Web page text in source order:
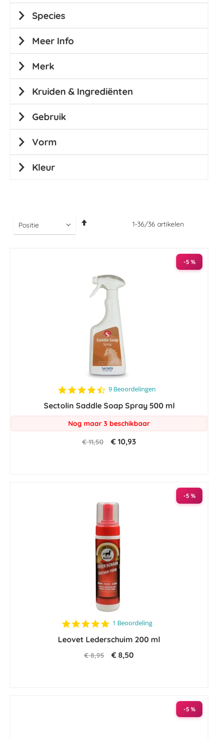
1-36/36 artikelen
-5 %
4.6
rating
9 Beoordelingen
Sectolin Saddle Soap Spray 500 ml
Nog maar 3 beschikbaar
€ 11,50 € 10,93
-5 %
5.0
rating
1 Beoordeling
Leovet Lederschuim 200 ml
€ 8,95 € 8,50
-5 %
Species
Meer Info
Merk
Kruiden & Ingrediënten
Gebruik
Vorm
Kleur